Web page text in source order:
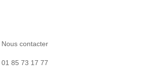
Nous contacter
01 85 73 17 77